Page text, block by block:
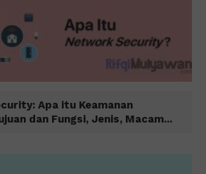
Apa itu Keamanan
dan Fungsi, Jenis, Macam...